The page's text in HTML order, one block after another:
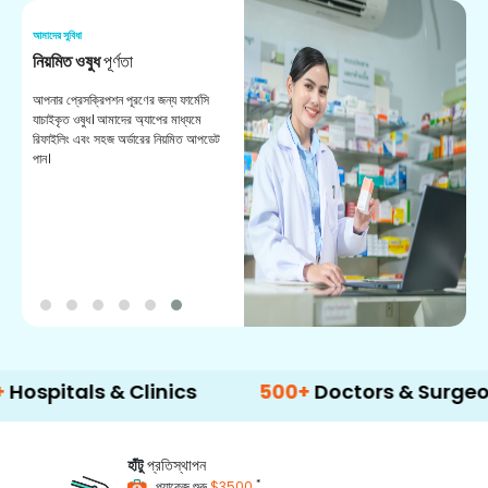
আমাদের সুবিধা
নিয়মিত ওষুধপূর্ণতা
আপনার প্রেসক্রিপশন পূরণের জন্য ফার্মেসি
যাচাইকৃত ওষুধ। আমাদের অ্যাপের মাধ্যমে
রিফাইলিং এবং সহজ অর্ডারের নিয়মিত আপডেট
পান।
& Clinics 500+ Doctors & Surgeons
হাঁটুপ্রতিস্থাপন
*